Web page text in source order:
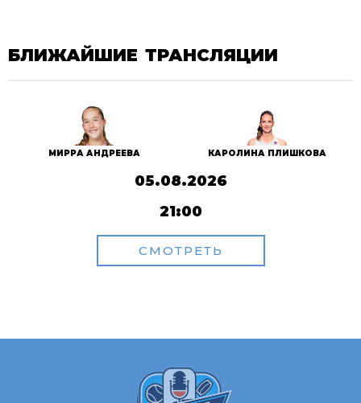
БЛИЖАЙШИЕ ТРАНСЛЯЦИИ
МИРРА АНДРЕЕВА КАРОЛИНА ПЛИШКОВА
05.08.2026
21:00
СМОТРЕТЬ